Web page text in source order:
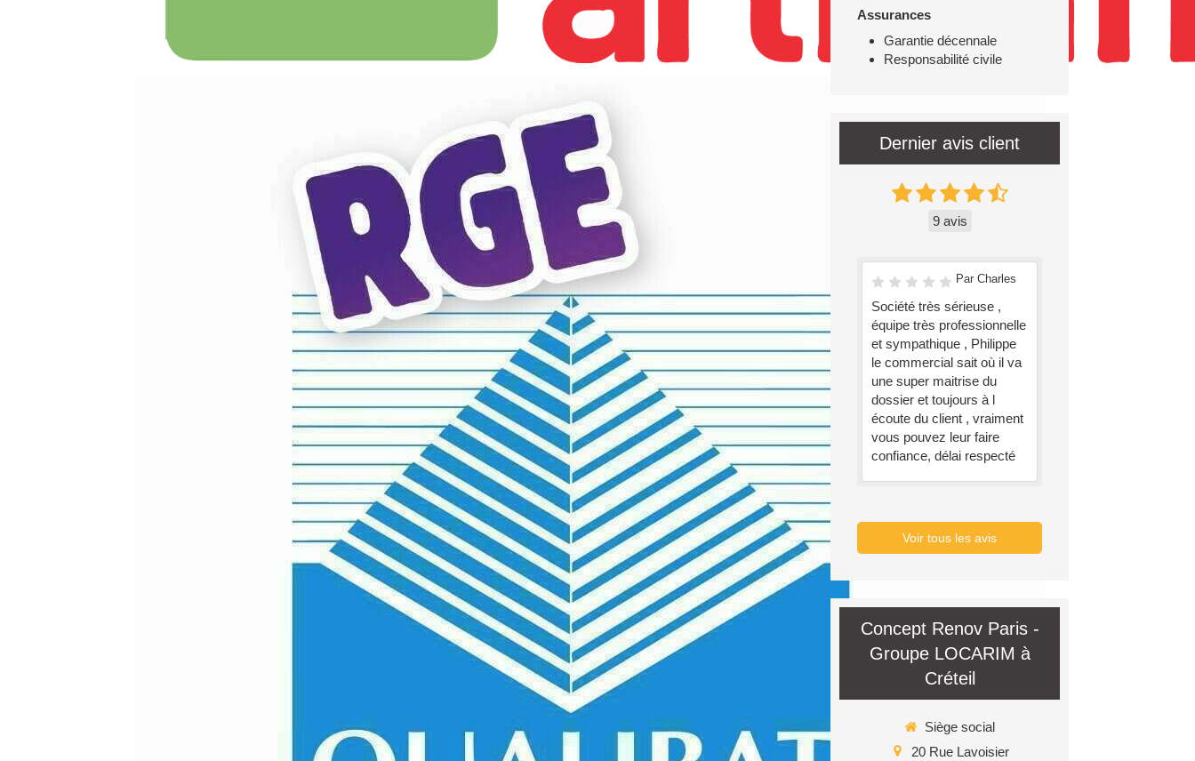
Assurances
Garantie décennale
Responsabilité civile
Dernier avis client
9 avis
Par Charles
Société très sérieuse ,
équipe très professionnelle
et sympathique , Philippe
le commercial sait où il va
une super maitrise du
dossier et toujours à l
écoute du client , vraiment
vous pouvez leur faire
confiance, délai respecté
Voir tous les avis
Concept Renov Paris -
Groupe LOCARIM à
Créteil
Siège social
20 Rue Lavoisier